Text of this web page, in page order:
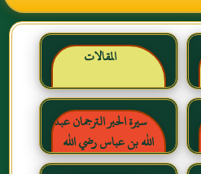
المقالات
سيرة الحبر الترجمان عبد
الله بن عباس رضي الله
عنهما